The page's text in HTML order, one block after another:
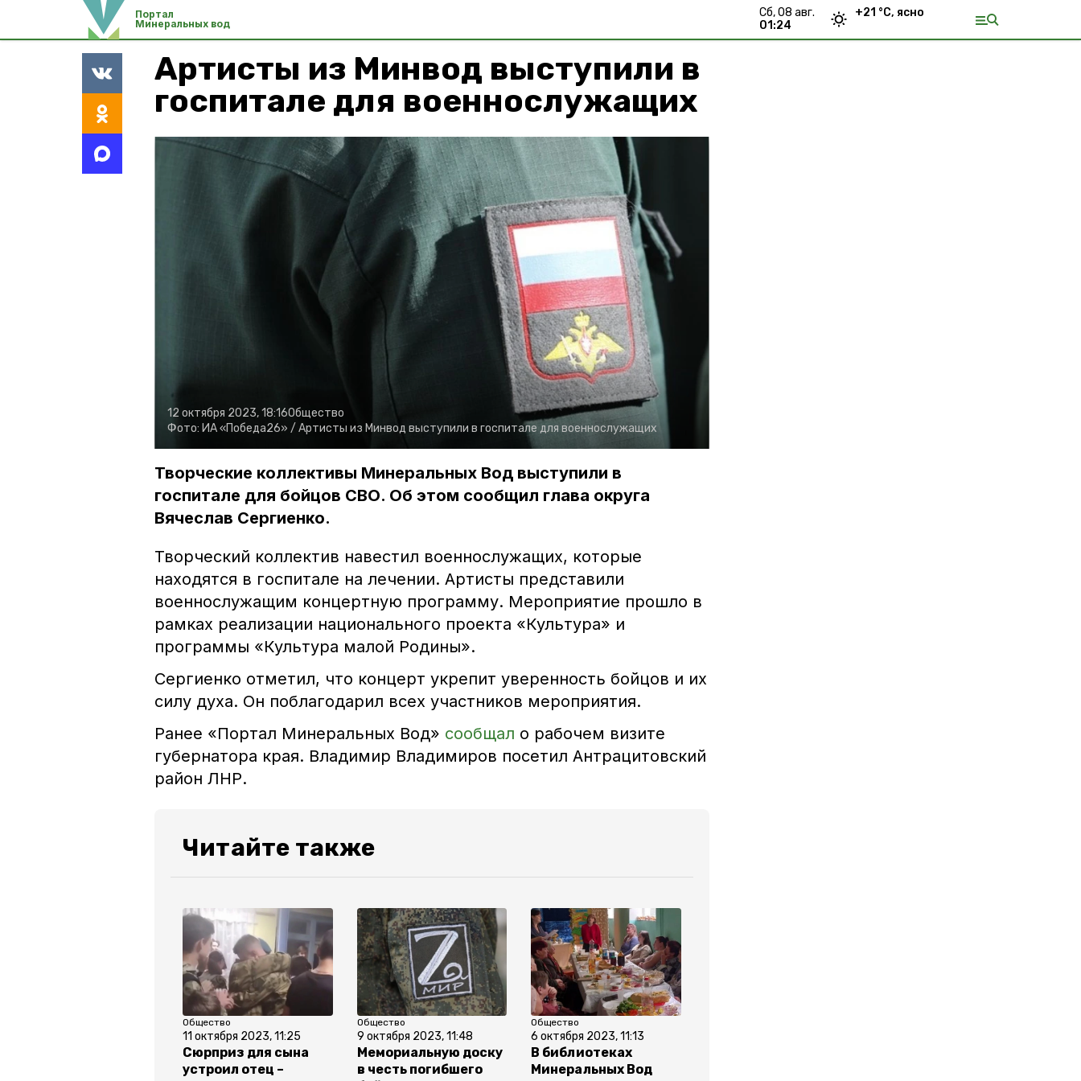
Портал
Минеральных вод
сб, 08 авг.
01:24
+21 °С, ясно
Артисты из Минвод выступили в
госпитале для военнослужащих
12 октября 2023, 18:16Общество
Фото: ИА «Победа26» / Артисты из Минвод выступили в госпитале для военнослужащих
Творческие коллективы Минеральных Вод выступили в
госпитале для бойцов СВО. Об этом сообщил глава округа
Вячеслав Сергиенко.
Творческий коллектив навестил военнослужащих, которые
находятся в госпитале на лечении. Артисты представили
военнослужащим концертную программу. Мероприятие прошло в
рамках реализации национального проекта «Культура» и
программы «Культура малой Родины».
Сергиенко отметил, что концерт укрепит уверенность бойцов и их
силу духа. Он поблагодарил всех участников мероприятия.
Ранее «Портал Минеральных Вод» сообщал о рабочем визите
губернатора края. Владимир Владимиров посетил Антрацитовский
район ЛНР.
Читайте также
Общество
11 октября 2023, 11:25
Сюрприз для сына
устроил отец –
Общество
9 октября 2023, 11:48
Мемориальную доску
в честь погибшего
Общество
6 октября 2023, 11:13
В библиотеках
Минеральных Вод